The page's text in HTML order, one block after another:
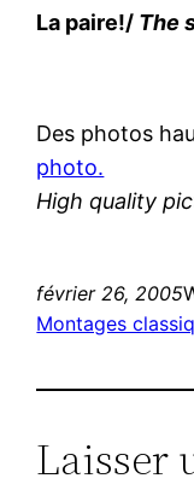
La paire!/ The
Des photos
photo.
High quality
février 26, 2005
Montages
Laisser